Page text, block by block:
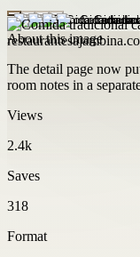
About this image
The detail page now
room notes in a
Views
2.4k
Saves
318
Format